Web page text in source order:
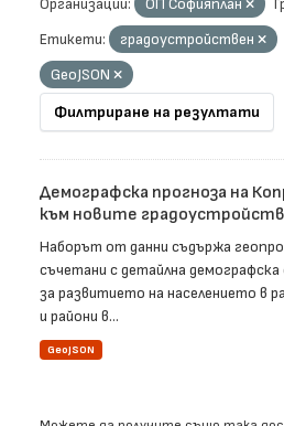
Организации: ОП Софияплан
Етикети:
градоустройствен
GeoJSON
Филтриране на резултати
Демографска прогноза на
към новите
Наборът от данни съдържа
съчетани с детайлна
за развитието на населението в
и райони в...
GeoJSON